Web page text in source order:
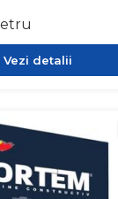
Vezi detalii